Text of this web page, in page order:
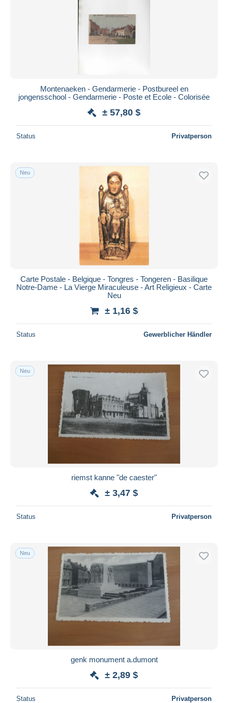
Montenaeken - Gendarmerie - Postbureel en
jongensschool - Gendarmerie - Poste et Ecole - Colorisée
± 57,80 $
Status Privatperson
Neu
Carte Postale - Belgique - Tongres - Tongeren - Basilique
Notre-Dame - La Vierge Miraculeuse - Art Religieux - Carte
Neu
± 1,16 $
Status Gewerblicher Händler
Neu
riemst kanne "de caester"
± 3,47 $
Status Privatperson
Neu
genk monument a.dumont
± 2,89 $
Status Privatperson